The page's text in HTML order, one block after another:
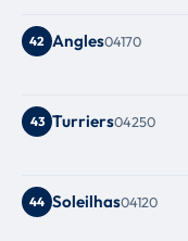
42 Angles04170
43 Turriers04250
44 Soleilhas04120